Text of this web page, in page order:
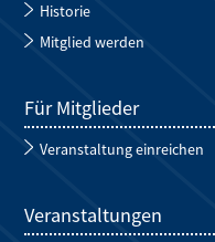
Historie
Mitglied werden
Für Mitglieder
Veranstaltung einreichen
Veranstaltungen